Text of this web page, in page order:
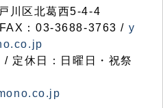
川区北葛西5-4-4
：03-3688-3763 / y
定休日：日曜日・祝祭